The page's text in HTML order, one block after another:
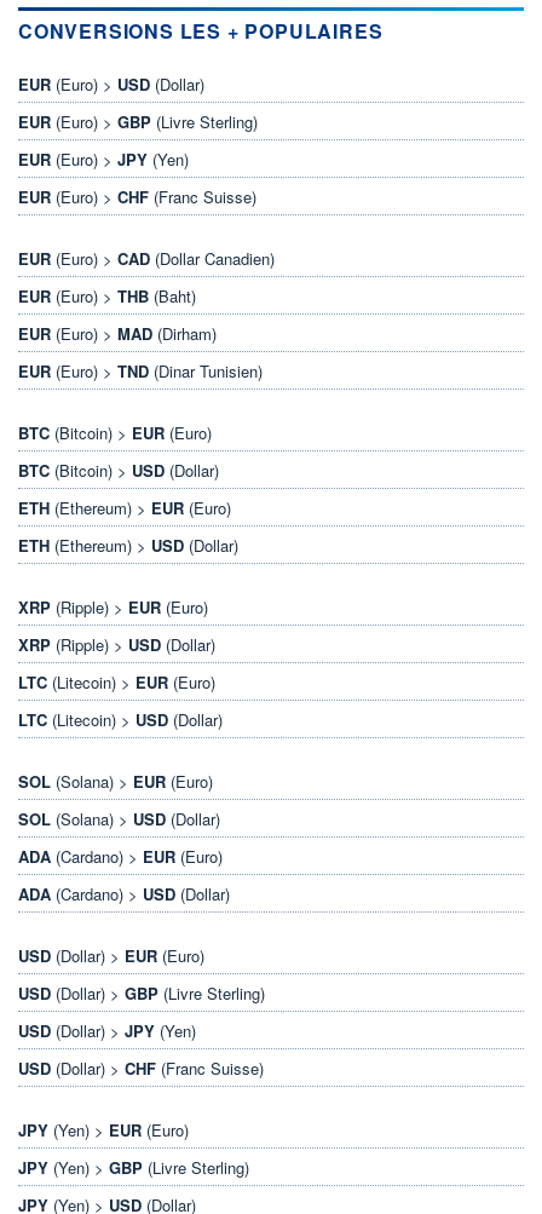
CONVERSIONS LES + POPULAIRES
EUR (Euro) > USD (Dollar)
EUR (Euro) > GBP (Livre Sterling)
EUR (Euro) > JPY (Yen)
EUR (Euro) > CHF (Franc Suisse)
EUR (Euro) > CAD (Dollar Canadien)
EUR (Euro) > THB (Baht)
EUR (Euro) > MAD (Dirham)
EUR (Euro) > TND (Dinar Tunisien)
BTC (Bitcoin) > EUR (Euro)
BTC (Bitcoin) > USD (Dollar)
ETH (Ethereum) > EUR (Euro)
ETH (Ethereum) > USD (Dollar)
XRP (Ripple) > EUR (Euro)
XRP (Ripple) > USD (Dollar)
LTC (Litecoin) > EUR (Euro)
LTC (Litecoin) > USD (Dollar)
SOL (Solana) > EUR (Euro)
SOL (Solana) > USD (Dollar)
ADA (Cardano) > EUR (Euro)
ADA (Cardano) > USD (Dollar)
USD (Dollar) > EUR (Euro)
USD (Dollar) > GBP (Livre Sterling)
USD (Dollar) > JPY (Yen)
USD (Dollar) > CHF (Franc Suisse)
JPY (Yen) > EUR (Euro)
JPY (Yen) > GBP (Livre Sterling)
JPY (Yen) > USD (Dollar)